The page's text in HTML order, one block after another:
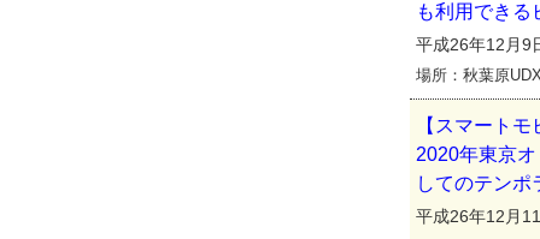
も利用でき
平成26年12月
場所：秋葉原
【スマート
2020年東京
してのテンポ
平成26年12月